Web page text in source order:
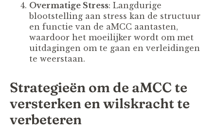
Overmatige Stress: Langdurige
blootstelling aan stress kan de structuur
en functie van de aMCC aantasten,
waardoor het moeilijker wordt om met
uitdagingen om te gaan en verleidingen
te weerstaan.
Strategieën om de aMCC te
versterken en wilskracht te
verbeteren